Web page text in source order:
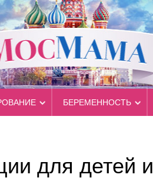
БЕРЕМЕННОСТЬ
для детей и